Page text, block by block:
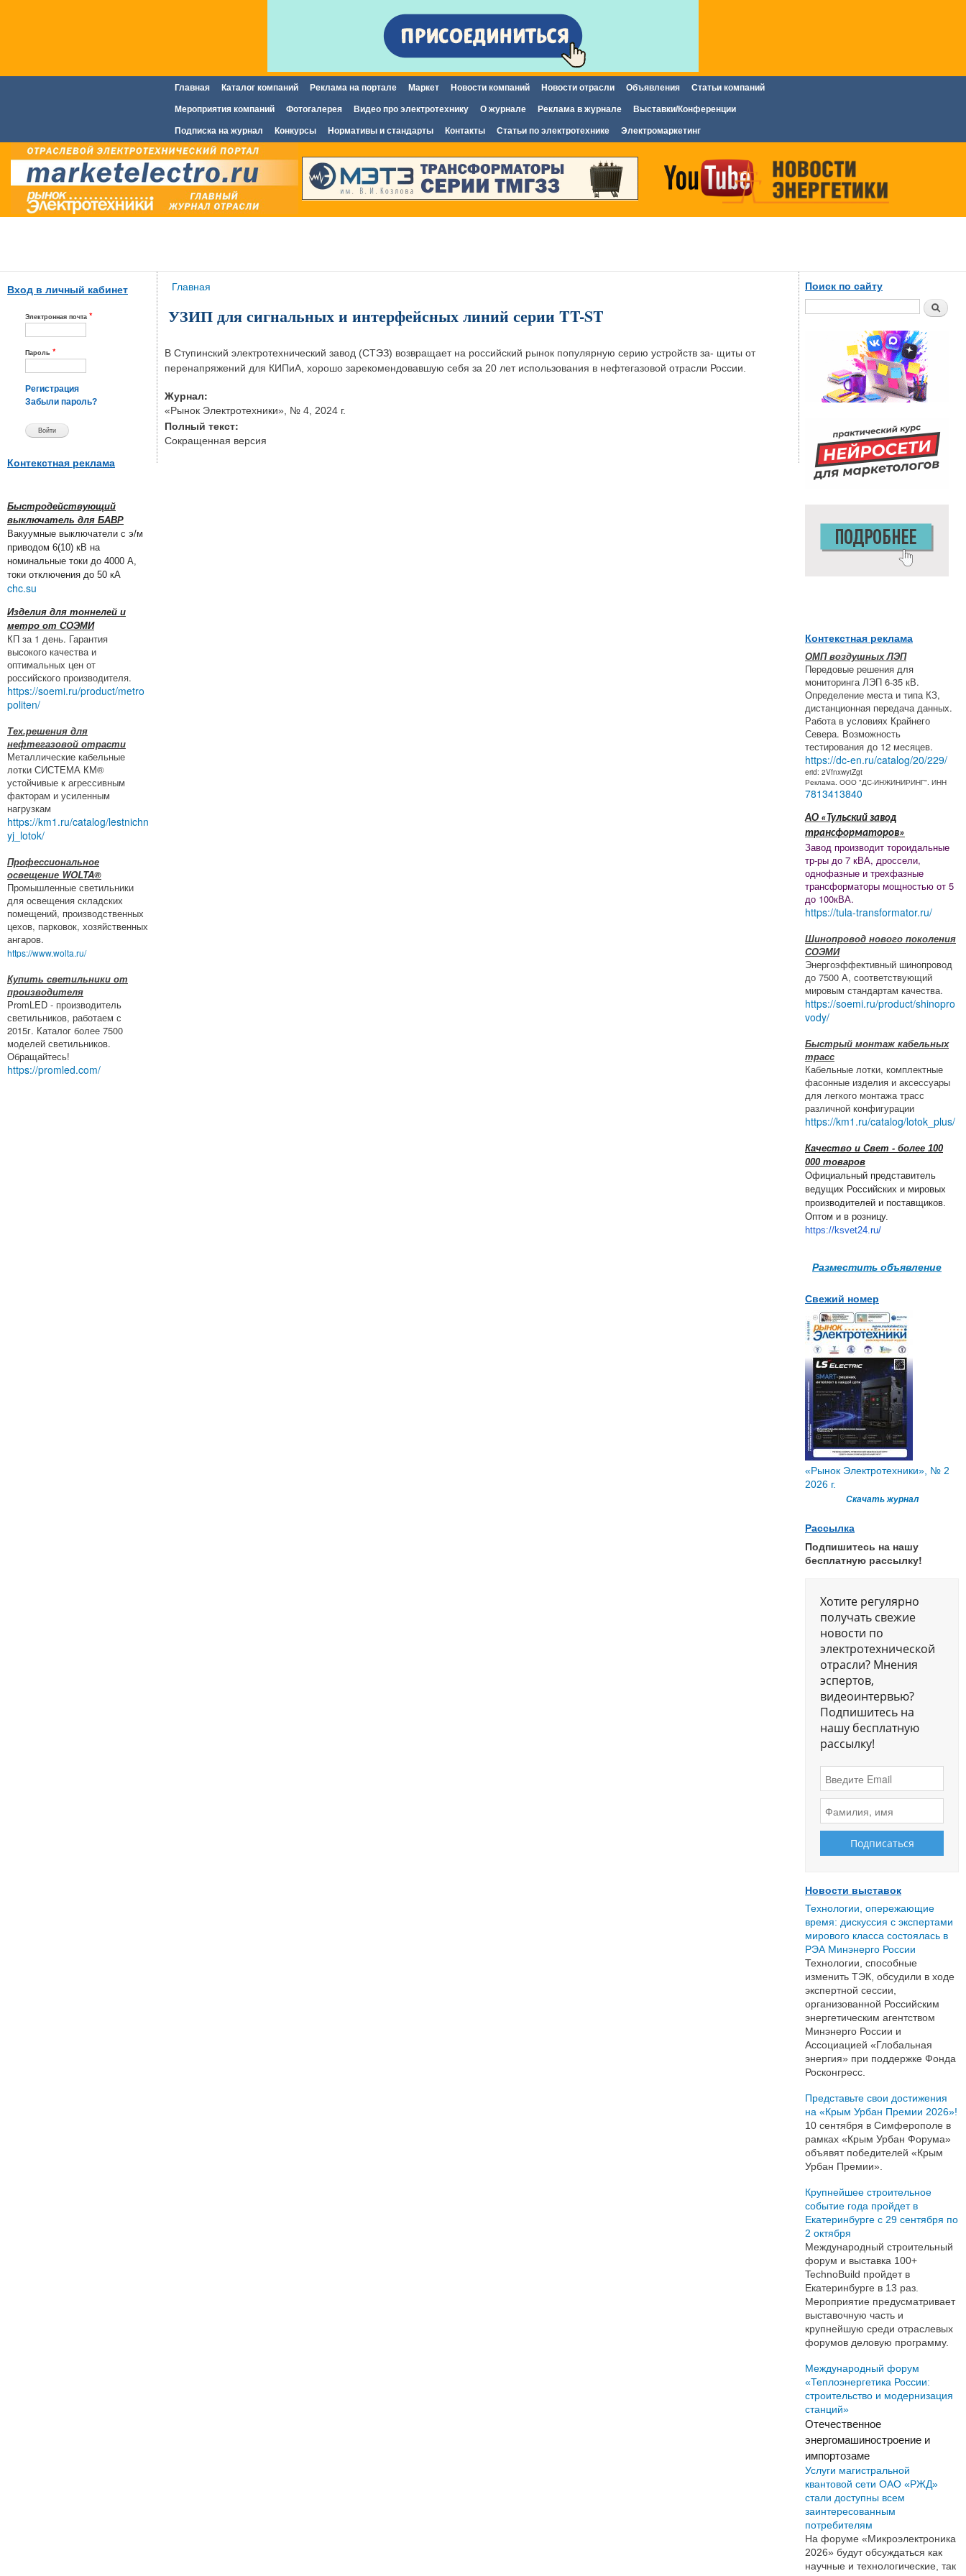
содержанию
Главное меню
Главная Каталог компаний Реклама на портале Маркет Новости компаний Новости отрасли Объявления Статьи компаний
Мероприятия компаний Фотогалерея Видео про электротехнику О журнале Реклама в журнале Выставки/Конференции
Подписка на журнал Конкурсы Нормативы и стандарты Контакты Статьи по электротехнике Электромаркетинг
Вход в личный кабинет
Электронная почта *
Пароль *
Регистрация
Забыли пароль?
Контекстная реклама
Быстродействующий
выключатель для БАВР
Вакуумные выключатели с э/м
приводом 6(10) кВ на
номинальные токи до 4000 А,
токи отключения до 50 кА
chc.su
Изделия для тоннелей и
метро от СОЭМИ
КП за 1 день. Гарантия
высокого качества и
оптимальных цен от
российского производителя.
https://soemi.ru/product/metro
politen/
Тех.решения для
нефтегазовой отрасти
Металлические кабельные
лотки СИСТЕМА КМ®
устойчивые к агрессивным
факторам и усиленным
нагрузкам
https://km1.ru/catalog/lestnichn
yj_lotok/
Профессиональное
освещение WOLTA®
Промышленные светильники
для освещения складских
помещений, производственных
цехов, парковок, хозяйственных
ангаров.
https://www.wolta.ru/
Купить светильники от
производителя
PromLED - производитель
светильников, работаем с
2015г. Каталог более 7500
моделей светильников.
Обращайтесь!
https://promled.com/
Вы здесь
Главная
УЗИП для сигнальных и интерфейсных линий серии TT-ST
В Ступинский электротехнический завод (СТЭЗ) возвращает на российский рынок популярную серию устройств за‑ щиты от
перенапряжений для КИПиА, хорошо зарекомендовавшую себя за 20 лет использования в нефтегазовой отрасли России.
Журнал:
«Рынок Электротехники», № 4, 2024 г.
Полный текст:
Сокращенная версия
Поиск по сайту
Поиск
Контекстная реклама
ОМП воздушных ЛЭП
Передовые решения для
мониторинга ЛЭП 6-35 кВ.
Определение места и типа КЗ,
дистанционная передача данных.
Работа в условиях Крайнего
Севера. Возможность
тестирования до 12 месяцев.
https://dc-en.ru/catalog/20/229/
erid: 2VfnxwytZgt
Реклама. ООО "ДС-ИНЖИНИРИНГ". ИНН
7813413840
АО «Тульский завод
трансформаторов»
Завод производит тороидальные
тр-ры до 7 кВА, дроссели,
однофазные и трехфазные
трансформаторы мощностью от 5
до 100кВА.
https://tula-transformator.ru/
Шинопровод нового поколения
СОЭМИ
Энергоэффективный шинопровод
до 7500 А, соответствующий
мировым стандартам качества.
https://soemi.ru/product/shinopro
vody/
Быстрый монтаж кабельных
трасс
Кабельные лотки, комплектные
фасонные изделия и аксессуары
для легкого монтажа трасс
различной конфигурации
https://km1.ru/catalog/lotok_plus/
Качество и Свет - более 100
000 товаров
Официальный представитель
ведущих Российских и мировых
производителей и поставщиков.
Оптом и в розницу.
https://ksvet24.ru/
Разместить объявление
Свежий номер
«Рынок Электротехники», № 2
2026 г.
Скачать журнал
Рассылка
Подпишитесь на нашу
бесплатную рассылку!
Хотите регулярно
получать свежие
новости по
электротехнической
отрасли? Мнения
эспертов,
видеоинтервью?
Подпишитесь на
нашу бесплатную
рассылку!
Новости выставок
Технологии, опережающие
время: дискуссия с экспертами
мирового класса состоялась в
РЭА Минэнерго России
Технологии, способные
изменить ТЭК, обсудили в ходе
экспертной сессии,
организованной Российским
энергетическим агентством
Минэнерго России и
Ассоциацией «Глобальная
энергия» при поддержке Фонда
Росконгресс.
Представьте свои достижения
на «Крым Урбан Премии 2026»!
10 сентября в Симферополе в
рамках «Крым Урбан Форума»
объявят победителей «Крым
Урбан Премии».
Крупнейшее строительное
событие года пройдет в
Екатеринбурге с 29 сентября по
2 октября
Международный строительный
форум и выставка 100+
TechnoBuild пройдет в
Екатеринбурге в 13 раз.
Мероприятие предусматривает
выставочную часть и
крупнейшую среди отраслевых
форумов деловую программу.
Международный форум
«Теплоэнергетика России:
строительство и модернизация
станций»
Отечественное
энергомашиностроение и
импортозаме
Услуги магистральной
квантовой сети ОАО «РЖД»
стали доступны всем
заинтересованным
потребителям
На форуме «Микроэлектроника
2026» будут обсуждаться как
научные и технологические, так